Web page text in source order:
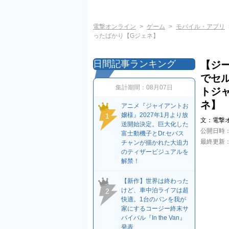
電撃オンライン ゲーム
モバイル・アプリ
ったばかり【Gジェネ】
【ジ
でセ
トジ
ネ】
文： 電撃
公開日時
最終更新
日間記事ランキング
集計期間： 08月07日
1
アニメ『ジャイアントお
嬢様』2027年1月より放
送開始決定。巨大化した
富士動機子とDr.セバス
チャンが描かれた大迫力
のティザービジュアルを
解禁！
2
【新作】世界は終わった
けど、車中泊ライフは超
快適。1台のバンを我が
家にするコージー終末サ
バイバル『In the Van』
発表